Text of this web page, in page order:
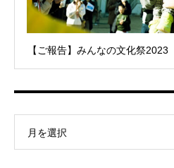
【ご報告】みんなの文化祭2023
月を選択